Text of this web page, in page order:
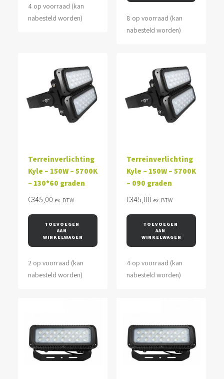
4 op voorraad (kan
nabesteld worden)
8 op voorraad (kan
nabesteld worden)
Terreinverlichting
Kyle – 150W – 5700K
– 130*60 graden
€345,00 ex. BTW
TOEVOEGEN
AAN
WINKELWAGEN
2 op voorraad (kan
nabesteld worden)
Terreinverlichting
Kyle – 150W – 5700K
– 090 graden
€345,00 ex. BTW
TOEVOEGEN
AAN
WINKELWAGEN
4 op voorraad (kan
nabesteld worden)